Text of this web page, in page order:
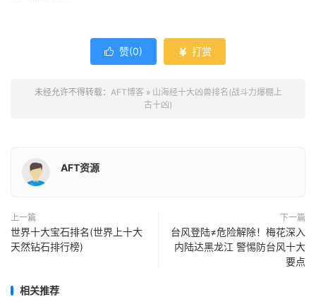
 赞(0)  打赏
未经允许不得转载： AFT博客 » 山海经十大凶兽排名(战斗力爆棚上
古十凶)
AFT资源
上一篇
世界十大宝石排名(世界上十大
天然钻石排行榜)
下一篇
台风登陆≠危险解除！梅花深入
内陆达黑龙江 警惕防台风十大
要点
相关推荐